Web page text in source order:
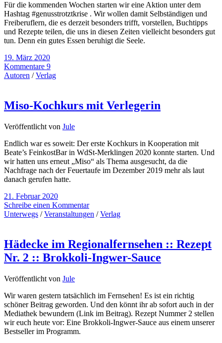
Für die kommenden Wochen starten wir eine Aktion unter dem
Hashtag #genusstrotztkrise . Wir wollen damit Selbständigen und
Freiberuflern, die es derzeit besonders trifft, vorstellen, Buchtipps
und Rezepte teilen, die uns in diesen Zeiten vielleicht besonders gut
tun. Denn ein gutes Essen beruhigt die Seele.
19. März 2020
Kommentare 9
Autoren /Verlag
Miso-Kochkurs mit Verlegerin
Veröffentlicht von Jule
Endlich war es soweit: Der erste Kochkurs in Kooperation mit
Beate’s FeinkostBar in WdSt-Merklingen 2020 konnte starten. Und
wir hatten uns erneut „Miso“ als Thema ausgesucht, da die
Nachfrage nach der Feuertaufe im Dezember 2019 mehr als laut
danach gerufen hatte.
21. Februar 2020
Schreibe einen Kommentar
Unterwegs /Veranstaltungen /Verlag
Hädecke im Regionalfernsehen :: Rezept
Nr. 2 :: Brokkoli-Ingwer-Sauce
Veröffentlicht von Jule
Wir waren gestern tatsächlich im Fernsehen! Es ist ein richtig
schöner Beitrag geworden. Und den könnt ihr ab sofort auch in der
Mediathek bewundern (Link im Beitrag). Rezept Nummer 2 stellen
wir euch heute vor: Eine Brokkoli-Ingwer-Sauce aus einem unserer
Bestseller im Programm.